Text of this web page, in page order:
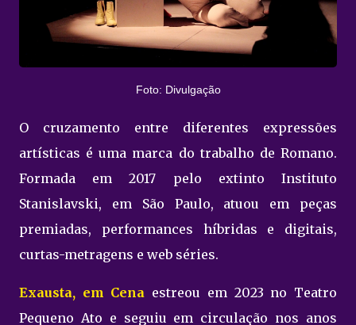
Foto: Divulgação
O cruzamento entre diferentes expressões
artísticas é uma marca do trabalho de Romano.
Formada em 2017 pelo extinto Instituto
Stanislavski, em São Paulo, atuou em peças
premiadas, performances híbridas e digitais,
curtas-metragens e web séries.
Exausta, em Cena estreou em 2023 no Teatro
Pequeno Ato e seguiu em circulação nos anos